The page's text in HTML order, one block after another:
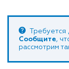
Требуется
Сообщите,
рассмотрим